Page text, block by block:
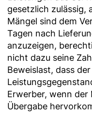
gesetzlich zulässig,
Mängel sind dem
Tagen nach
anzuzeigen,
nicht dazu seine
Beweislast, dass
Erwerber, wenn
Übergabe